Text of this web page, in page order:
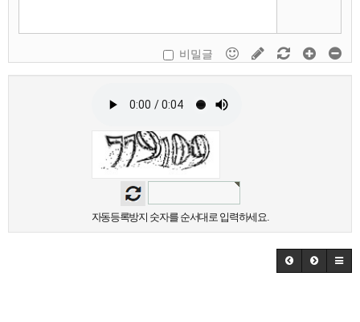
비밀글
자동등록방지 숫자를 순서대로 입력하세요.